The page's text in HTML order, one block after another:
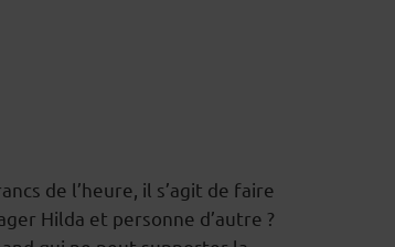
de l’heure, il s’agit de faire
Hilda et personne d’autre ?